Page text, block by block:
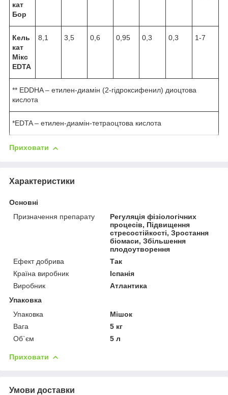
кат
Бор
Кель
кат
Мікс
EDTA
8,1 3,5 0,6 0,95 0,3 0,3 1-7
** EDDHA – етилен-диамін (2-гідроксифенил) диоцтова
кислота
*EDTA – етилен-диамін-тетраоцтова кислота
Приховати
Характеристики
Основні
Призначення препарату
Регуляція фізіологічних
процесів, Підвищення
стресостійкості, Зростання
біомаси, Збільшення
плодоутворення
Ефект добрива
Так
Країна виробник
Іспанія
Виробник
Атлантика
Упаковка
Упаковка
Мішок
Вага
5 кг
Об`єм
5 л
Приховати
Умови доставки